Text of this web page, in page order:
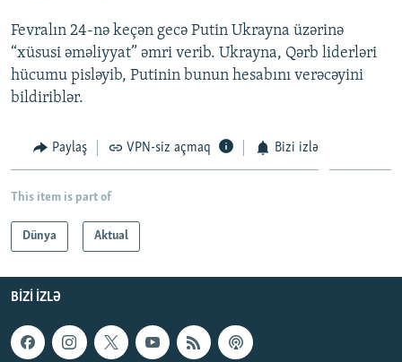
Fevralın 24-nə keçən gecə Putin Ukrayna üzərinə
“xüsusi əməliyyat” əmri verib. Ukrayna, Qərb liderləri
hücumu pisləyib, Putinin bunun hesabını verəcəyini
bildiriblər.
Paylaş VPN-siz açmaq Bizi izlə
This item is part of
Dünya Aktual
BIZI IZLƏ